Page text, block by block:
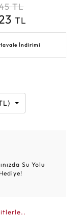
TL
TL
İndirimi
Su Yolu